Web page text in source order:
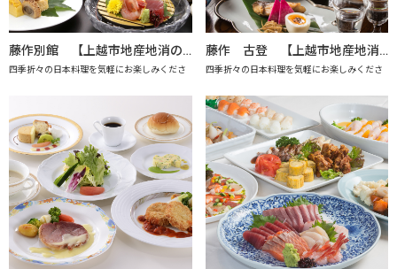
藤作別館 【上越市地産地消の店認定店】
四季折々の日本料理を気軽にお楽しみくださ
藤作 古登 【上越市地産地消の店認定店】
四季折々の日本料理を気軽にお楽しみくださ